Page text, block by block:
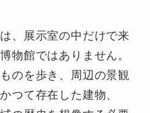
、展示室の中だけで来
物館ではありません。
のを歩き、周辺の景観
つて存在した建物、